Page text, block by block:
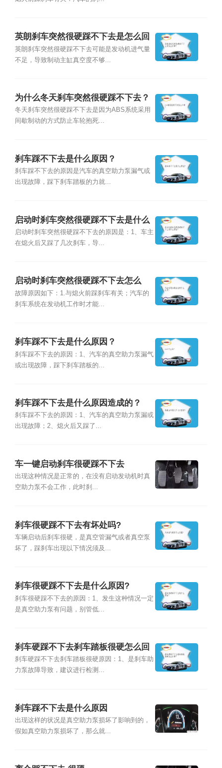
英朗刹车突然很硬踩不下去是怎么回
事？
英朗刹车突然很硬踩不下去可能是发动机进气量
不足，导致制动主缸真空度不够...
为什么冬天刹车突然很硬踩不下去？
冬天刹车突然很硬踩不下去是因为ABS系统采用
间歇制动的方式防止车轮抱死...
刹车踩不下去是什么原因？
刹车踩不下去的原因是汽车的真空助力泵漏气或
出现故障，踩下刹车踏板的力就...
启动时刹车突然很硬踩不下去是什么
原因？
启动时刹车突然很硬踩不下去的原因是：1、车主
在熄火后又踩了几次刹车，导...
启动时刹车突然很硬踩不下去怎么
办？
故障原因如下：1.与熄火前踩刹车有关；汽车的
刹车系统在发动机工作时才能...
刹车踩不下去是什么原因？
刹车踩不下去的原因：1、汽车的真空助力泵漏气
或出现故障，踩下刹车踏板的...
刹车踩不下去是什么原因造成的？
刹车踩不下去的原因：1、汽车的真空助力泵漏或
出现故障；2、熄火后又踩了...
车一键启动刹车很硬踩不下去
出现这种情况是正常的，在没有启动发动机时真
空助力泵不会工作，此时刹...
刹车很硬踩不下去有坏处吗?
车辆启动后刹车很硬，是真空管漏气或者真空泵
坏了，踩刹车出现以下情况须及...
刹车很硬踩不下去是什么原因?
刹车很硬踩不下去的原因：1、发生这种情况一定
是真空助力泵有问题，别管低...
刹车硬踩不下去刹车踏板很硬怎么回
事?
刹车硬踩不下去刹车踏板很硬原因：1、是刹车助
力泵故障导致，建议进行检测...
刹车踩不下去是什么原因
出现这样的状况是真空助力泵损坏了影响到的，
假如真空助力泵损坏了，那么就...